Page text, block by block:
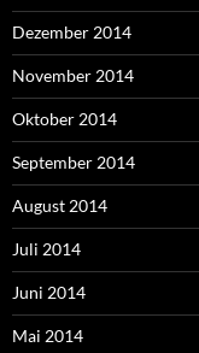
Dezember 2014
November 2014
Oktober 2014
September 2014
August 2014
Juli 2014
Juni 2014
Mai 2014